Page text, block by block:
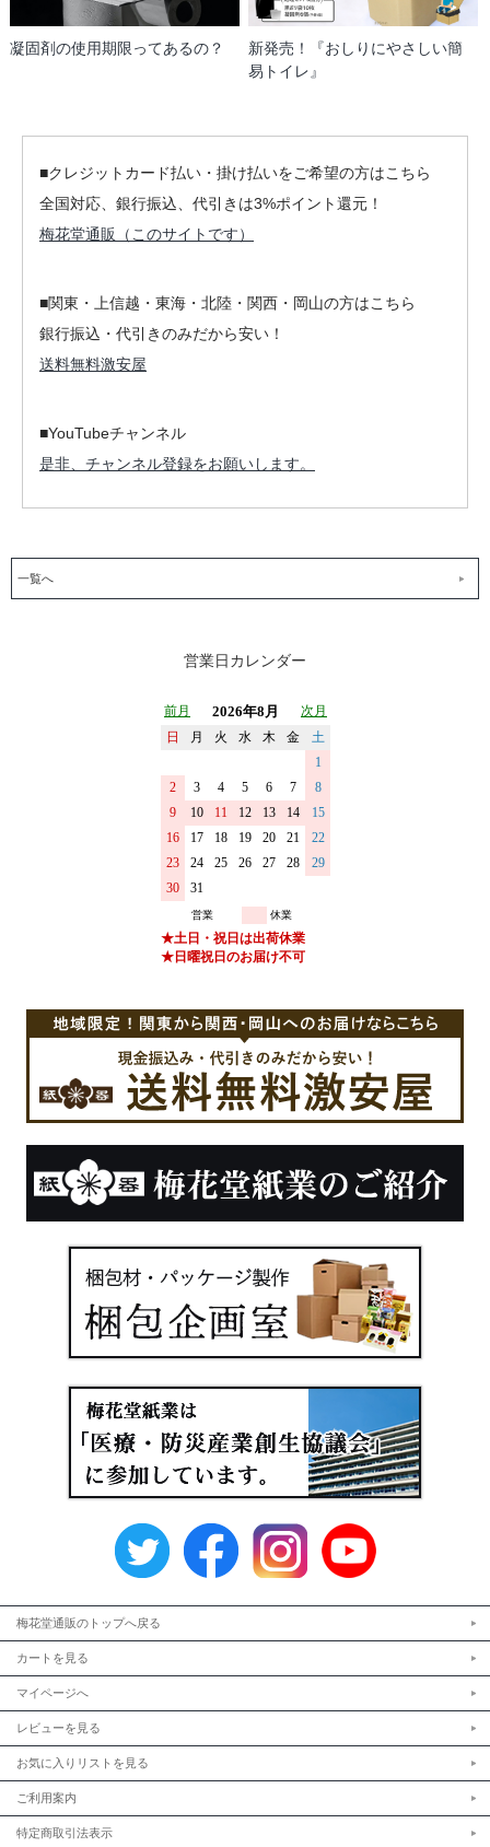
凝固剤の使用期限ってあるの？
新発売！『おしりにやさしい簡
易トイレ』
■クレジットカード払い・掛け払いをご希望の方はこちら
全国対応、銀行振込、代引きは3%ポイント還元！
梅花堂通販（このサイトです）
■関東・上信越・東海・北陸・関西・岡山の方はこちら
銀行振込・代引きのみだから安い！
送料無料激安屋
■YouTubeチャンネル
是非、チャンネル登録をお願いします。
一覧へ
営業日カレンダー
梅花堂通販のトップへ戻る
カートを見る
マイページへ
レビューを見る
お気に入りリストを見る
ご利用案内
特定商取引法表示